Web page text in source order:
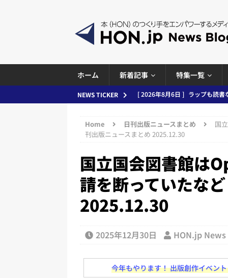
ホーム 新着記事 特集一覧
NEWS TICKER [ 2026年8月5日 ] 「マンガワン
[ 2026年8月4日 ] 小学館「マ
[ 2026年8月3日 ] 「講談社、著
務化」など、週刊出版ニュース
とめ＆コラム
[ 2026年8月2日 ]
日刊出版ニュースまとめ
日刊出版ニュースまとめ
Home 日刊出版ニュースまとめ
国
刊出版ニュースまとめ 2025.12.30
国立国会図書館は
請を断っていたな
2025.12.30
2025年12月30日 HON.jp
今年もやります！ 出版創作イベン